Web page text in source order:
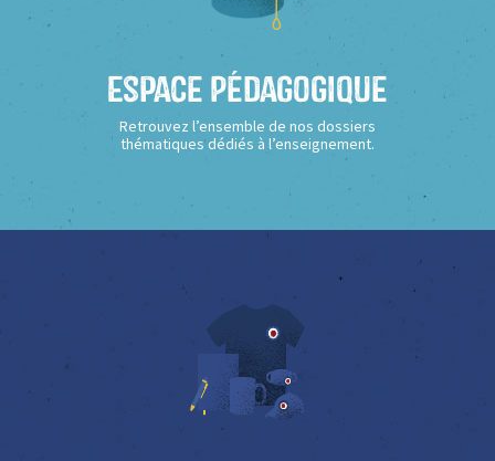
Espace Pédagogique
Retrouvez l’ensemble de nos dossiers
thématiques dédiés à l’enseignement.